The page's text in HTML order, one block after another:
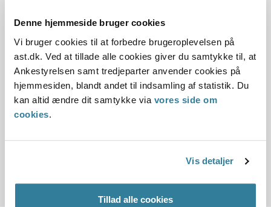
Denne hjemmeside bruger cookies
Vi bruger cookies til at forbedre brugeroplevelsen på
ast.dk. Ved at tillade alle cookies giver du samtykke til, at
Ankestyrelsen samt tredjeparter anvender cookies på
hjemmesiden, blandt andet til indsamling af statistik. Du
kan altid ændre dit samtykke via vores side om
cookies.
Vis detaljer
Tillad alle cookies
Offentliggørelsesdato
10.07.2013
Paragraf
§ 2 § 5 § 4 § 1 § 100
Journalnummer